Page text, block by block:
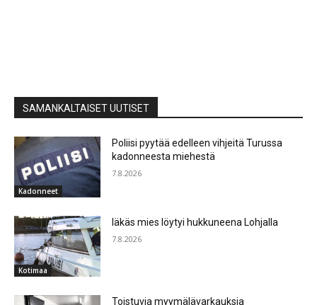
SAMANKALTAISET UUTISET
Kadonneet
Poliisi pyytää edelleen vihjeitä Turussa
kadonneesta miehestä
7.8.2026
Kotimaa
Iäkäs mies löytyi hukkuneena Lohjalla
7.8.2026
Toistuvia myymälävarkauksia